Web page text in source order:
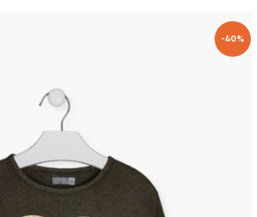
-40%